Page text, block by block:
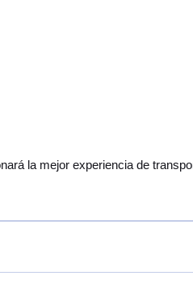
la mejor experiencia de